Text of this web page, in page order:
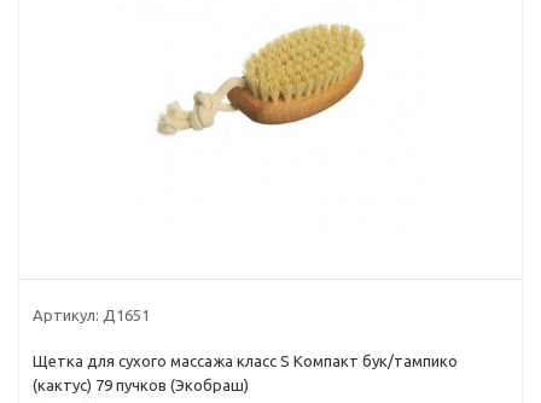
Артикул: Д1651
Щетка для сухого массажа класс S Компакт бук/тампико
(кактус) 79 пучков (Экобраш)